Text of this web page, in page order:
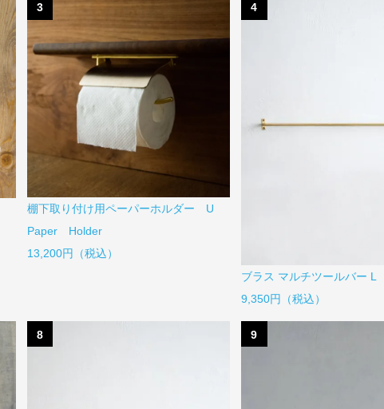
3
棚下取り付け用ペーパーホルダー U
Paper Holder
13,200円（税込）
4
ブラス マルチツールバー L
9,350円（税込）
8 9